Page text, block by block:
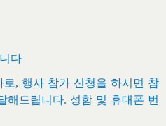
다
로, 행사 참가 신청을 하시면 참
해드립니다. 성함 및 휴대폰 번